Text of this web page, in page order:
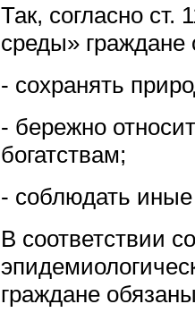
Так, согласно
среды» граждане
- сохранять
- бережно
богатствам;
- соблюдать иные
В соответствии
граждане